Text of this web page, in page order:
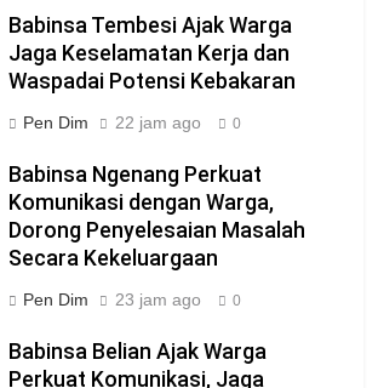
Babinsa Tembesi Ajak Warga
Jaga Keselamatan Kerja dan
Waspadai Potensi Kebakaran
Pen Dim 22 jam ago 0
Babinsa Ngenang Perkuat
Komunikasi dengan Warga,
Dorong Penyelesaian Masalah
Secara Kekeluargaan
Pen Dim 23 jam ago 0
Babinsa Belian Ajak Warga
Perkuat Komunikasi, Jaga